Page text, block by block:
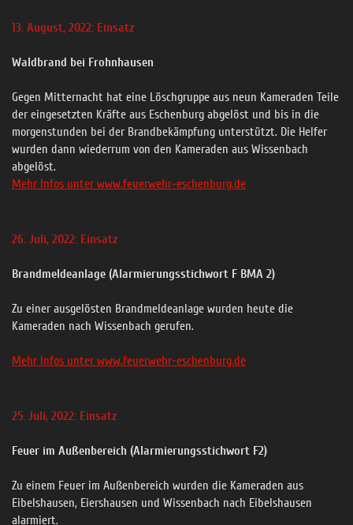
13. August, 2022: Einsatz
Waldbrand bei Frohnhausen
Gegen Mitternacht hat eine Löschgruppe aus neun Kameraden Teile
der eingesetzten Kräfte aus Eschenburg abgelöst und bis in die
morgenstunden bei der Brandbekämpfung unterstützt. Die Helfer
wurden dann wiederrum von den Kameraden aus Wissenbach
abgelöst.
Mehr Infos unter www.feuerwehr-eschenburg.de
26. Juli, 2022: Einsatz
Brandmeldeanlage (Alarmierungsstichwort F BMA 2)
Zu einer ausgelösten Brandmeldeanlage wurden heute die
Kameraden nach Wissenbach gerufen.
Mehr Infos unter www.feuerwehr-eschenburg.de
25. Juli, 2022: Einsatz
Feuer im Außenbereich (Alarmierungsstichwort F2)
Zu einem Feuer im Außenbereich wurden die Kameraden aus
Eibelshausen, Eiershausen und Wissenbach nach Eibelshausen
alarmiert.